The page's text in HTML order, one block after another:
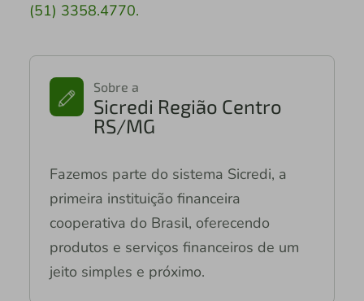
(51) 3358.4770.
Sobre a
Sicredi Região Centro
RS/MG
Fazemos parte do sistema Sicredi, a
primeira instituição financeira
cooperativa do Brasil, oferecendo
produtos e serviços financeiros de um
jeito simples e próximo.